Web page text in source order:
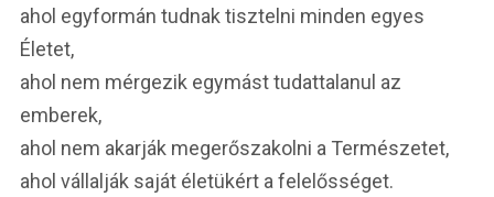
ahol egyformán tudnak tisztelni minden egyes
Életet,
ahol nem mérgezik egymást tudattalanul az
emberek,
ahol nem akarják megerőszakolni a Természetet,
ahol vállalják saját életükért a felelősséget.